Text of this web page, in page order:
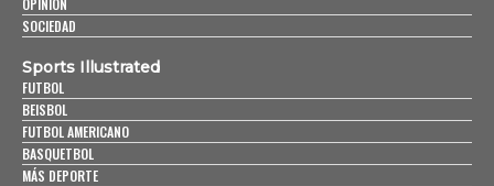
OPINIÓN
SOCIEDAD
Sports Illustrated
FUTBOL
BEISBOL
FUTBOL AMERICANO
BASQUETBOL
MÁS DEPORTE